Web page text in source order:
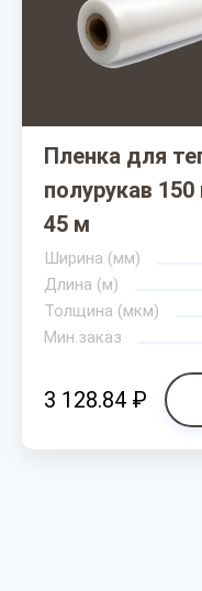
Пленка для
полурукав
45 м
Ширина (мм)
Длина (м)
Толщина (мкм)
Мин.заказ
3 128.84 ₽